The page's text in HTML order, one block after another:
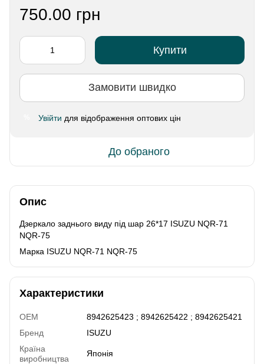
750.00 грн
Купити
Замовити швидко
Увійти для відображення оптових цін
До обраного
Опис
Дзеркало заднього виду під шар 26*17 ISUZU NQR-71
NQR-75
Марка ISUZU NQR-71 NQR-75
Характеристики
OEM
8942625423 ; 8942625422 ; 8942625421
Бренд
ISUZU
Країна
виробництва
Японія